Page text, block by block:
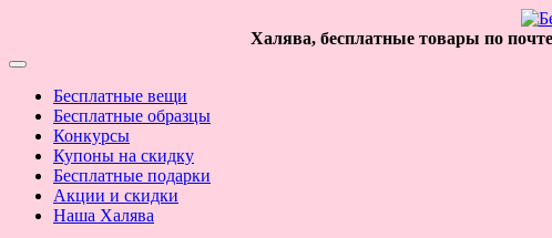
Халява, бесплатные товары по
Бесплатные вещи
Бесплатные образцы
Конкурсы
Купоны на скидку
Бесплатные подарки
Акции и скидки
Наша Халява